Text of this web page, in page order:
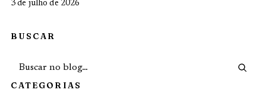
3 de julho de 2026
BUSCAR
CATEGORIAS